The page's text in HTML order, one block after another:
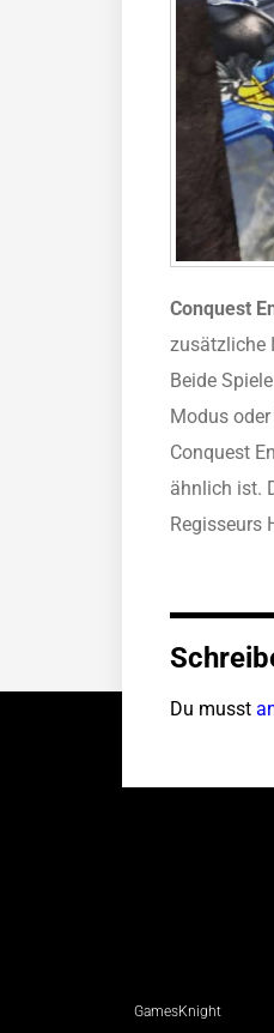
Conquest
zusätzliche
Beide
Modus
Conquest
ähnlich ist.
Regisseurs
Du musst
GamesKnight